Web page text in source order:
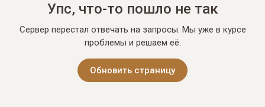
Упс, что-то пошло не так
Сервер перестал отвечать на запросы. Мы уже в курсе
проблемы и решаем её.
Обновить страницу